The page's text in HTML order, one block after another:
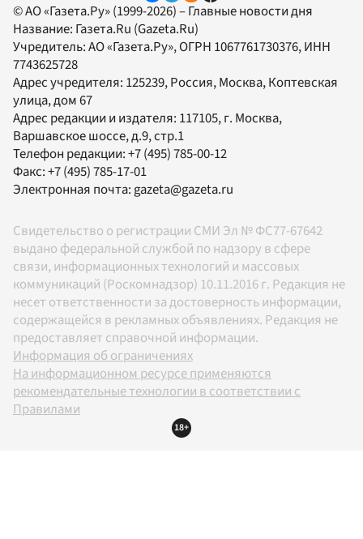
© АО «Газета.Ру» (1999-2026) – Главные новости дня
Название: Газета.Ru (Gazeta.Ru)
Учредитель:АО «Газета.Ру», ОГРН 1067761730376, ИНН
7743625728
Адрес учредителя: 125239, Россия, Москва, Коптевская
улица, дом 67
Адрес редакции и издателя: 117105, г. Москва,
Варшавское шоссе, д.9, стр.1
Телефон редакции:+7 (495) 785-00-12
Факс:+7 (495) 785-17-01
Электронная почта: gazeta@gazeta.ru
Свидетельство о регистрации СМИ Эл № ФС77-67642
выдано федеральной службой по надзору в сфере
связи, информационных технологий и массовых
коммуникаций (Роскомнадзор) 10.11.2016 г. Редакция не
несет ответственности за достоверность информации,
содержащейся в рекламных объявлениях. Редакция не
предоставляет справочной информации.
Информация об ограничениях
На информационном ресурсе применяются
рекомендательные технологии в соответствии с
Правилами
18+